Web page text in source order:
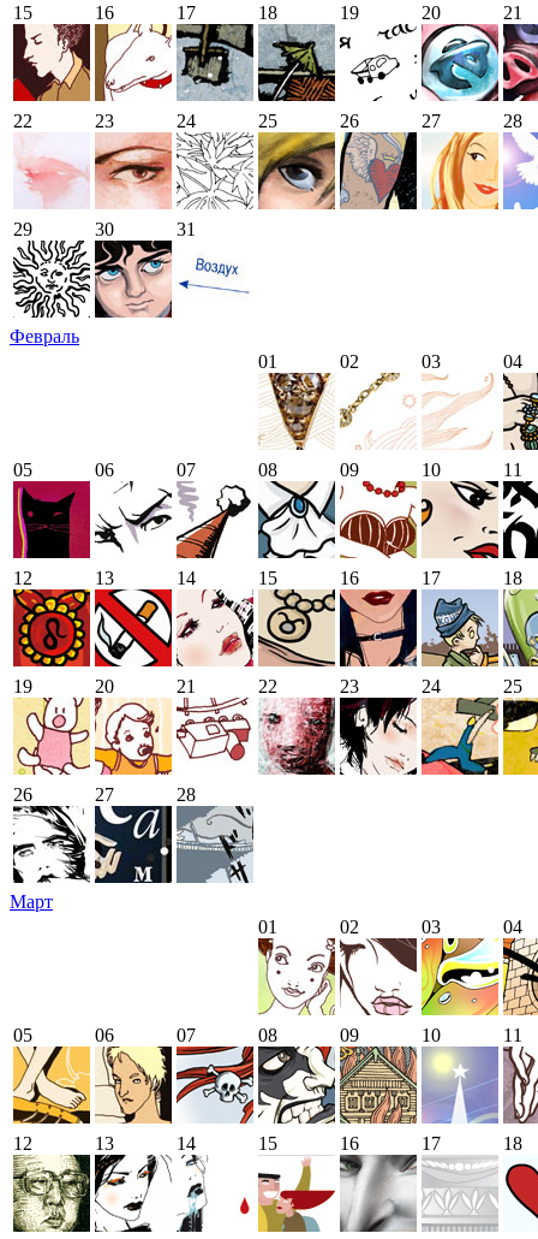
15 16 17 18 19 20 21
22 23 24 25 26 27 28
29 30 31
Февраль
01
02 03 04
05 06 07 08 09 10 11
12 13 14 15 16 17 18
19 20 21 22 23 24 25
26 27 28
Март
01
02 03 04
05 06 07 08 09 10 11
12 13 14 15 16 17 18